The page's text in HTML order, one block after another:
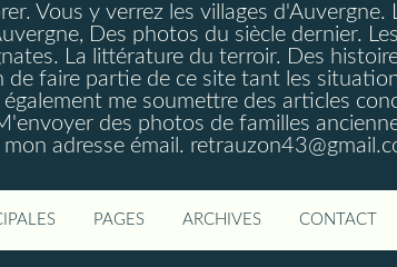
Vous y verrez les villages
Des photos du siècle dernier.
La littérature du terroir. Des
faire partie de ce site tant les
me soumettre des articles
des photos de familles
adresse émail.
PAGES ARCHIVES CONTACT